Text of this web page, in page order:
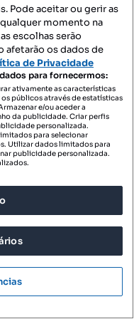
projeto
Pode aceitar ou gerir as
momento na
escolhas serão
afetarão os dados de
de Privacidade
para fornecermos:
ativamente as características
públicos através de estatísticas
e/ou aceder a
da publicidade. Criar perfis
personalizada.
para selecionar
Utilizar dados limitados para
publicidade personalizada.